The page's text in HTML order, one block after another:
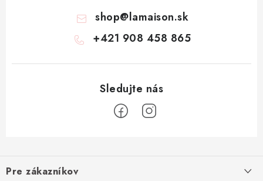
shop@lamaison.sk
+421 908 458 865
Pre zákazníkov